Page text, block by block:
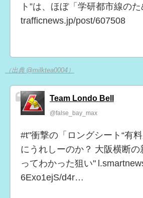
ト”は、ほぼ「学研都市線のた
trafficnews.jp/post/607508
（出典 @milktea0004）
Team Londo Bell
@false_bay_max
#t"衝撃の「ロングシート“有
にうれしーのか？ 大阪横断の
ってわかった狙い"
6Exo1ejS/d4r…